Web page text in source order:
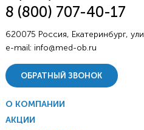
8 (800) 707-40-17
620075 Россия, Екатеринбург,
e-mail: info@med-ob.ru
ОБРАТНЫЙ ЗВОНОК
О КОМПАНИИ
АКЦИИ